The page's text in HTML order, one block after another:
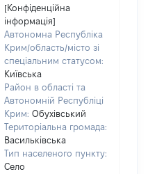
[Конфіденційна
інформація]
Автономна Республіка
Крим/область/місто зі
спеціальним статусом:
Київська
Район в області та
Автономній Республіці
Крим: Обухівський
Територіальна громада:
Васильківська
Тип населеного пункту:
Село